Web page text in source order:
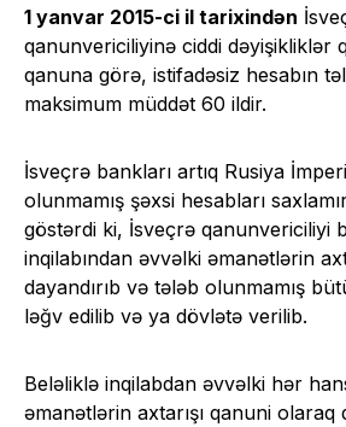
1 yanvar 2015-ci il tarixindən
qanunvericiliyinə ciddi dəyişikliklər
qanuna görə, istifadəsiz hesabın
maksimum müddət 60 ildir.
İsveçrə bankları artıq Rusiya
olunmamış şəxsi hesabları
göstərdi ki, İsveçrə qanunvericiliyi
inqilabından əvvəlki əmanətlərin
dayandırıb və tələb olunmamış
ləğv edilib və ya dövlətə verilib.
Beləliklə inqilabdan əvvəlki hər
əmanətlərin axtarışı qanuni